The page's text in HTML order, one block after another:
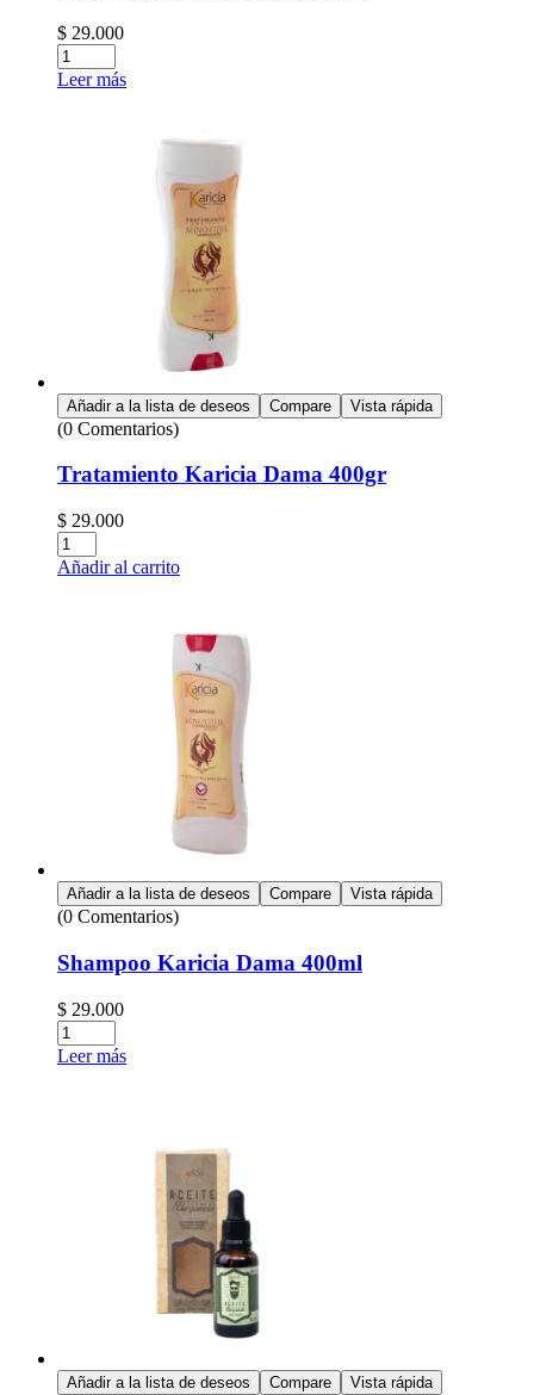
$ 29.000
Leer más
Añadir a la lista de deseos Compare Vista rápida
(0 Comentarios)
Tratamiento Karicia Dama 400gr
$ 29.000
Añadir al carrito
Añadir a la lista de deseos Compare Vista rápida
(0 Comentarios)
Shampoo Karicia Dama 400ml
$ 29.000
Leer más
Añadir a la lista de deseos Compare Vista rápida